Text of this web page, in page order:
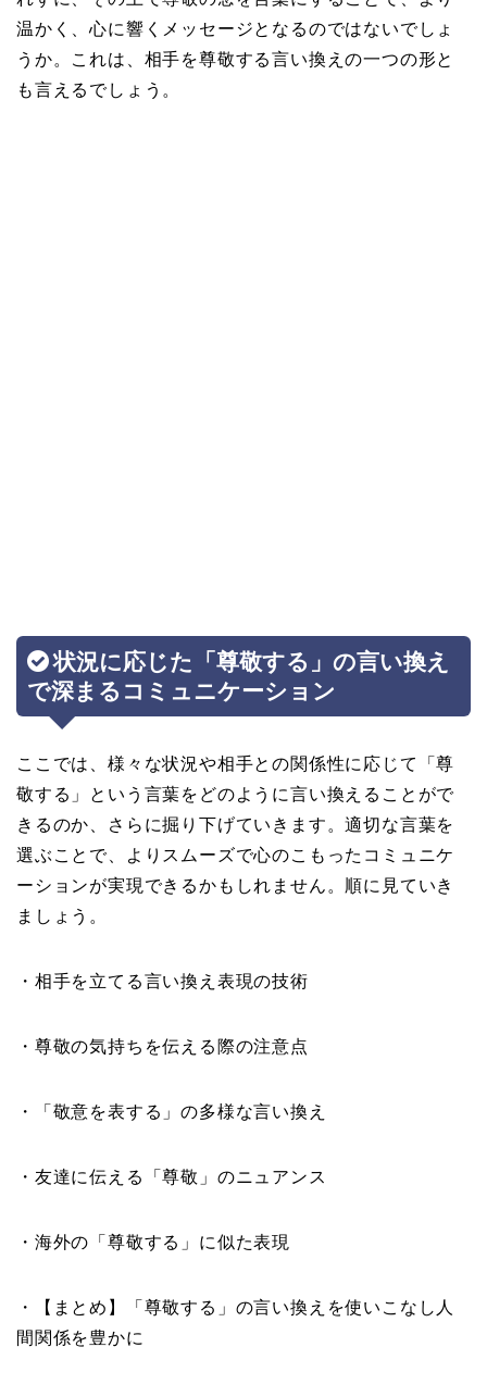
温かく、心に響くメッセージとなるのではないでしょ
うか。これは、相手を尊敬する言い換えの一つの形と
も言えるでしょう。
状況に応じた「尊敬する」の言い換え
で深まるコミュニケーション
ここでは、様々な状況や相手との関係性に応じて「尊
敬する」という言葉をどのように言い換えることがで
きるのか、さらに掘り下げていきます。適切な言葉を
選ぶことで、よりスムーズで心のこもったコミュニケ
ーションが実現できるかもしれません。順に見ていき
ましょう。
・相手を立てる言い換え表現の技術
・尊敬の気持ちを伝える際の注意点
・「敬意を表する」の多様な言い換え
・友達に伝える「尊敬」のニュアンス
・海外の「尊敬する」に似た表現
・【まとめ】「尊敬する」の言い換えを使いこなし人
間関係を豊かに